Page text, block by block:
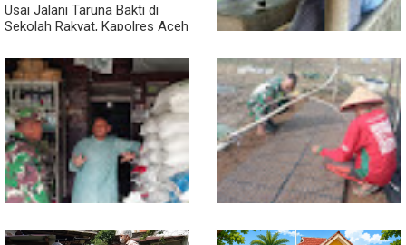
Usai Jalani Taruna Bakti di
Sekolah Rakyat, Kapolres Aceh
Perwira Polri
Sambil Ngopi, Plh. Pasiter
Kodim 0118/Subulussalam
Beri Motivasi Pemuda Calon
Peserta Seleksi Komcad